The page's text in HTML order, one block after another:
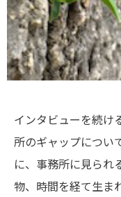
インタビューを続け
所のギャップについ
に、事務所に見られ
物、時間を経て生ま